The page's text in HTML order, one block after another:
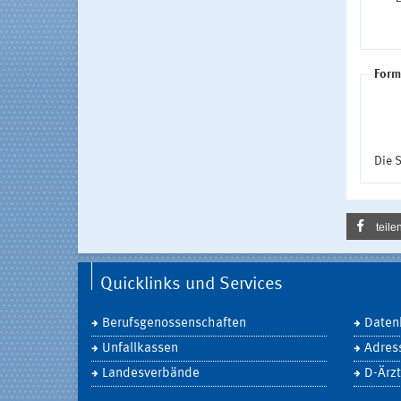
Die
Quicklinks und Services
Berufsgenossenschaften
Unfallkassen
Landesverbände
D-